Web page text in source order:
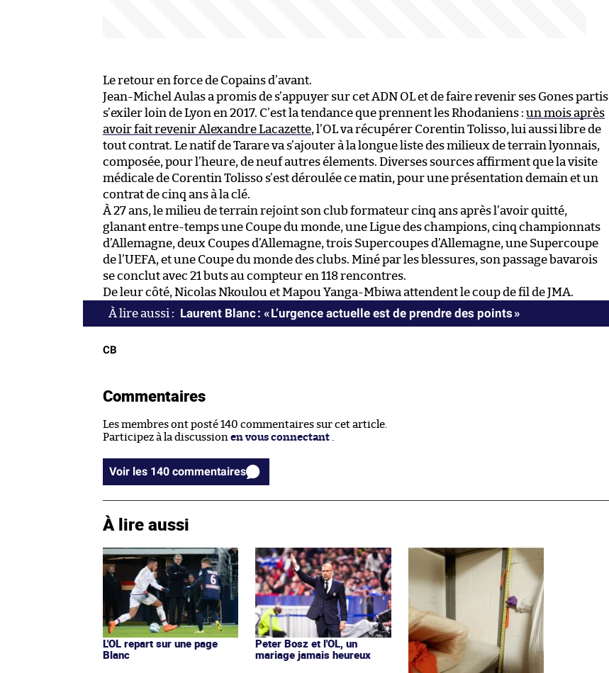
Le retour en force de Copains d’avant.
Jean-Michel Aulas a promis de s’appuyer sur cet ADN OL et de faire revenir ses Gones partis
s’exiler loin de Lyon en 2017. C’est la tendance que prennent les Rhodaniens : un mois après
avoir fait revenir Alexandre Lacazette, l’OL va récupérer Corentin Tolisso, lui aussi libre de
tout contrat. Le natif de Tarare va s’ajouter à la longue liste des milieux de terrain lyonnais,
composée, pour l’heure, de neuf autres élements. Diverses sources affirment que la visite
médicale de Corentin Tolisso s’est déroulée ce matin, pour une présentation demain et un
contrat de cinq ans à la clé.
À 27 ans, le milieu de terrain rejoint son club formateur cinq ans après l’avoir quitté,
glanant entre-temps une Coupe du monde, une Ligue des champions, cinq championnats
d’Allemagne, deux Coupes d’Allemagne, trois Supercoupes d’Allemagne, une Supercoupe
de l’UEFA, et une Coupe du monde des clubs. Miné par les blessures, son passage bavarois
se conclut avec 21 buts au compteur en 118 rencontres.
De leur côté, Nicolas Nkoulou et Mapou Yanga-Mbiwa attendent le coup de fil de JMA.
Laurent Blanc : « L’urgence actuelle est de prendre des points »
CB
Commentaires
Les membres ont posté 140 commentaires sur cet article.
Participez à la discussion en vous connectant
Voir les 140 commentaires
À lire aussi
L'OL repart sur une page
Blanc
Peter Bosz et l'OL, un
mariage jamais heureux